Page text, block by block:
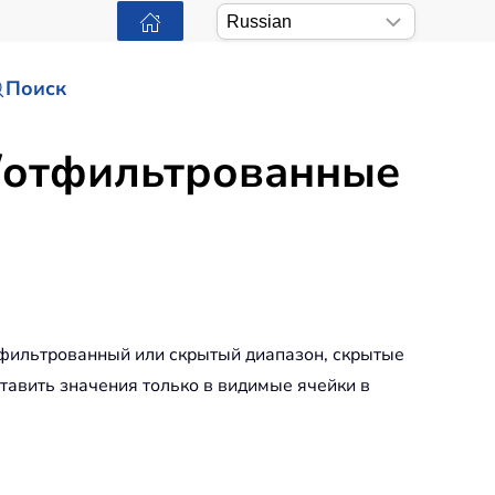
Поиск
или скрытый диапазон, скрытые
значения только в видимые ячейки в